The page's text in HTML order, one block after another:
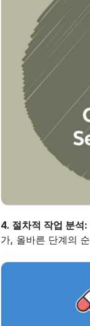
4. 절차적 작업 분석:
가, 올바른 단계의